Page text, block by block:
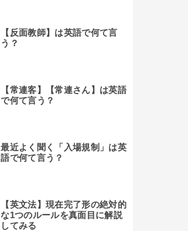
【反面教師】は英語で何て言
う？
【常連客】【常連さん】は英語
で何て言う？
最近よく聞く「入場規制」は英
語で何て言う？
【英文法】現在完了形の絶対的
な1つのルールを真面目に解説
してみる